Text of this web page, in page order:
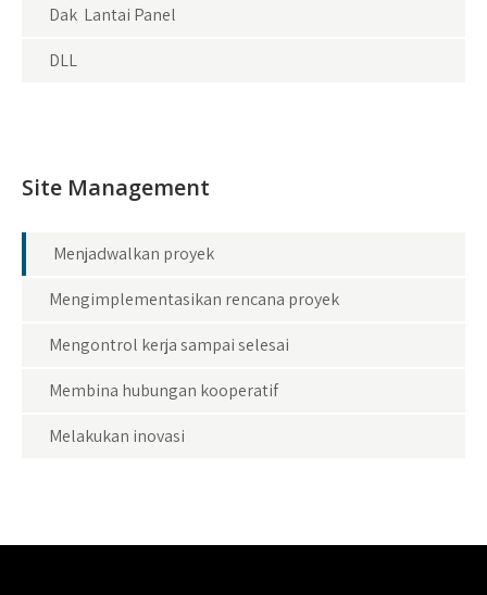
Dak Lantai Panel
DLL
Site Management
Menjadwalkan proyek
Mengimplementasikan rencana proyek
Mengontrol kerja sampai selesai
Membina hubungan kooperatif
Melakukan inovasi